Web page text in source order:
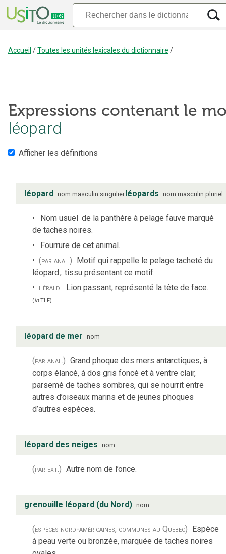
Accueil /Toutes les unités lexicales du dictionnaire /
Expressions contenant le
léopard
Afficher les définitions
léopard nom masculin singulierléopards nom masculin pluriel
Nom usuel de la panthère à pelage fauve marqué
de taches noires.
Fourrure de cet animal.
(par anal.) Motif qui rappelle le pelage tacheté du
léopard; tissu présentant ce motif.
hérald. Lion passant, représenté la tête de face.
(inTLF)
léopard de mer nom
(par anal.) Grand phoque des mers antarctiques, à
corps élancé, à dos gris foncé et à ventre clair,
parsemé de taches sombres, qui se nourrit entre
autres d’oiseaux marins et de jeunes phoques
d’autres espèces.
léopard des neiges nom
(par ext.) Autre nom de l’once.
grenouille léopard (du Nord) nom
(espèces nord-américaines, communes au Québec) Espèce
à peau verte ou bronzée, marquée de taches noires